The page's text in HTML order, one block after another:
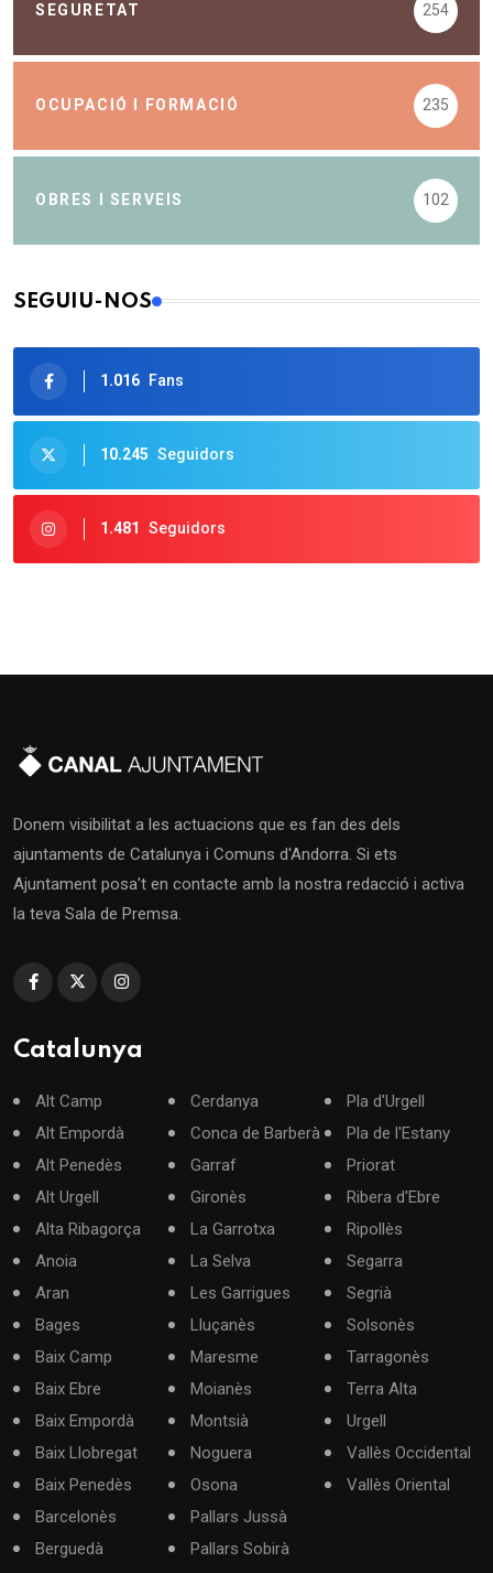
SEGURETAT 254
OCUPACIÓ I FORMACIÓ 235
OBRES I SERVEIS 102
SEGUIU-NOS
1.016 Fans
10.245 Seguidors
1.481 Seguidors
Donem visibilitat a les actuacions que es fan des dels
ajuntaments de Catalunya i Comuns d'Andorra. Si ets
Ajuntament posa't en contacte amb la nostra redacció i activa
la teva Sala de Premsa.
Catalunya
Alt Camp
Alt Empordà
Alt Penedès
Alt Urgell
Alta Ribagorça
Anoia
Aran
Bages
Baix Camp
Baix Ebre
Baix Empordà
Baix Llobregat
Baix Penedès
Barcelonès
Berguedà
Cerdanya
Conca de Barberà
Garraf
Gironès
La Garrotxa
La Selva
Les Garrigues
Lluçanès
Maresme
Moianès
Montsià
Noguera
Osona
Pallars Jussà
Pallars Sobirà
Pla d'Urgell
Pla de l'Estany
Priorat
Ribera d'Ebre
Ripollès
Segarra
Segrià
Solsonès
Tarragonès
Terra Alta
Urgell
Vallès Occidental
Vallès Oriental